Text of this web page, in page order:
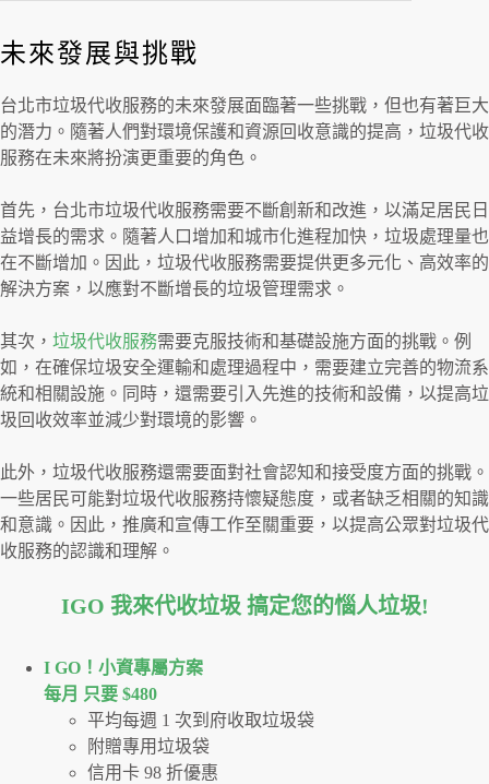
未來發展與挑戰
台北市垃圾代收服務的未來發展面臨著一些挑戰，但也有著巨大
的潛力。隨著人們對環境保護和資源回收意識的提高，垃圾代收
服務在未來將扮演更重要的角色。
首先，台北市垃圾代收服務需要不斷創新和改進，以滿足居民日
益增長的需求。隨著人口增加和城市化進程加快，垃圾處理量也
在不斷增加。因此，垃圾代收服務需要提供更多元化、高效率的
解決方案，以應對不斷增長的垃圾管理需求。
其次， 垃圾代收服務需要克服技術和基礎設施方面的挑戰。例
如，在確保垃圾安全運輸和處理過程中，需要建立完善的物流系
統和相關設施。同時，還需要引入先進的技術和設備，以提高垃
圾回收效率並減少對環境的影響。
此外，垃圾代收服務還需要面對社會認知和接受度方面的挑戰。
一些居民可能對垃圾代收服務持懷疑態度，或者缺乏相關的知識
和意識。因此，推廣和宣傳工作至關重要，以提高公眾對垃圾代
收服務的認識和理解。
IGO 我來代收垃圾 搞定您的惱人垃圾!
I GO！⼩資專屬⽅案
每月 只要 $480
平均每週 1 次到府收取垃圾袋
附贈專用垃圾袋
信用卡 98 折優惠